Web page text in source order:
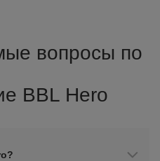
вопросы по
BBL Hero